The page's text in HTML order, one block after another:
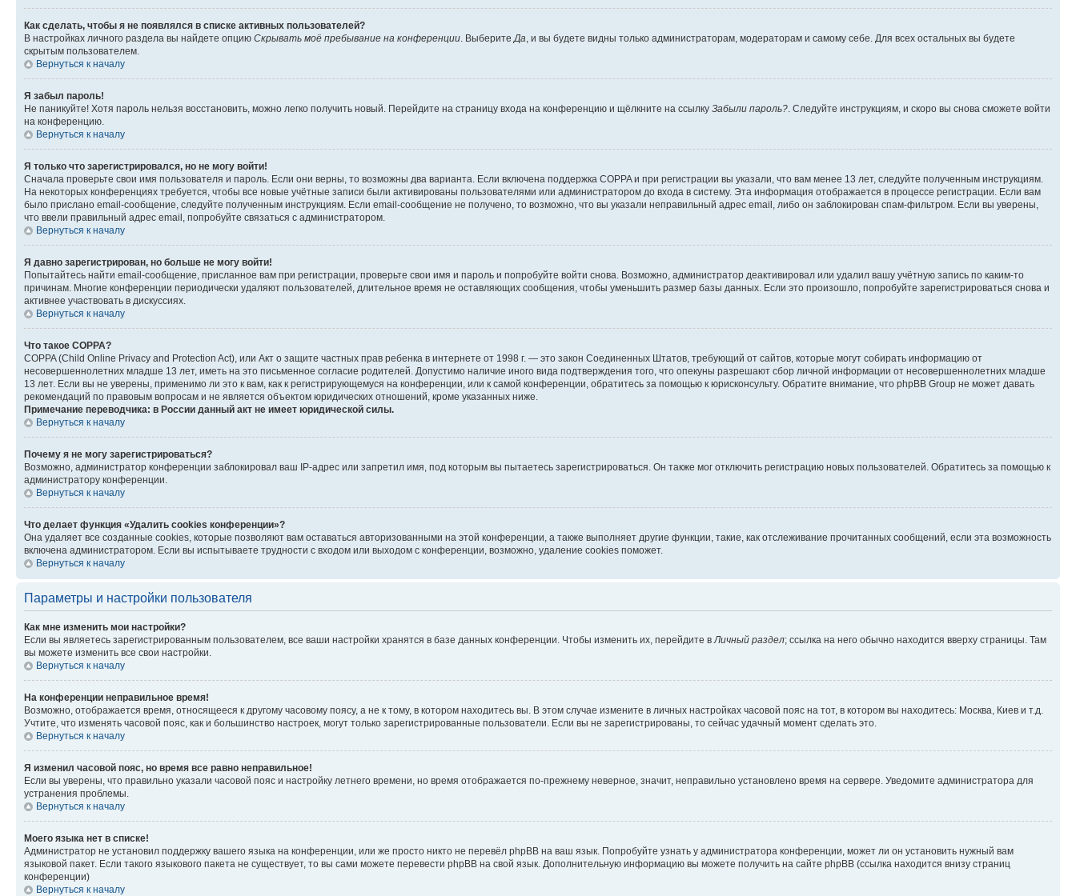
Как сделать, чтобы я не появлялся в списке активных пользователей?
В настройках личного раздела вы найдете опцию Скрывать моё пребывание на конференции . Выберите Да , и вы будете видны только администраторам, модераторам и самому себе. Для всех остальных вы будете
скрытым пользователем.
Вернуться к началу
Я забыл пароль!
Не паникуйте! Хотя пароль нельзя восстановить, можно легко получить новый. Перейдите на страницу входа на конференцию и щёлкните на ссылку Забыли пароль? . Следуйте инструкциям, и скоро вы снова сможете войти
на конференцию.
Вернуться к началу
Я только что зарегистрировался, но не могу войти!
Сначала проверьте свои имя пользователя и пароль. Если они верны, то возможны два варианта. Если включена поддержка COPPA и при регистрации вы указали, что вам менее 13 лет, следуйте полученным инструкциям.
На некоторых конференциях требуется, чтобы все новые учётные записи были активированы пользователями или администратором до входа в систему. Эта информация отображается в процессе регистрации. Если вам
было прислано email-сообщение, следуйте полученным инструкциям. Если email-сообщение не получено, то возможно, что вы указали неправильный адрес email, либо он заблокирован спам-фильтром. Если вы уверены,
что ввели правильный адрес email, попробуйте связаться с администратором.
Вернуться к началу
Я давно зарегистрирован, но больше не могу войти!
Попытайтесь найти email-сообщение, присланное вам при регистрации, проверьте свои имя и пароль и попробуйте войти снова. Возможно, администратор деактивировал или удалил вашу учётную запись по каким-то
причинам. Многие конференции периодически удаляют пользователей, длительное время не оставляющих сообщения, чтобы уменьшить размер базы данных. Если это произошло, попробуйте зарегистрироваться снова и
активнее участвовать в дискуссиях.
Вернуться к началу
Что такое COPPA?
COPPA (Child Online Privacy and Protection Act), или Акт о защите частных прав ребенка в интернете от 1998 г. — это закон Соединенных Штатов, требующий от сайтов, которые могут собирать информацию от
несовершеннолетних младше 13 лет, иметь на это письменное согласие родителей. Допустимо наличие иного вида подтверждения того, что опекуны разрешают сбор личной информации от несовершеннолетних младше
13 лет. Если вы не уверены, применимо ли это к вам, как к регистрирующемуся на конференции, или к самой конференции, обратитесь за помощью к юрисконсульту. Обратите внимание, что phpBB Group не может давать
рекомендаций по правовым вопросам и не является объектом юридических отношений, кроме указанных ниже.
Примечание переводчика: в России данный акт не имеет юридической силы.
Вернуться к началу
Почему я не могу зарегистрироваться?
Возможно, администратор конференции заблокировал ваш IP-адрес или запретил имя, под которым вы пытаетесь зарегистрироваться. Он также мог отключить регистрацию новых пользователей. Обратитесь за помощью к
администратору конференции.
Вернуться к началу
Что делает функция «Удалить cookies конференции»?
Она удаляет все созданные cookies, которые позволяют вам оставаться авторизованными на этой конференции, а также выполняет другие функции, такие, как отслеживание прочитанных сообщений, если эта возможность
включена администратором. Если вы испытываете трудности с входом или выходом с конференции, возможно, удаление cookies поможет.
Вернуться к началу
Параметры и настройки пользователя
Как мне изменить мои настройки?
Если вы являетесь зарегистрированным пользователем, все ваши настройки хранятся в базе данных конференции. Чтобы изменить их, перейдите в Личный раздел; ссылка на него обычно находится вверху страницы. Там
вы можете изменить все свои настройки.
Вернуться к началу
На конференции неправильное время!
Возможно, отображается время, относящееся к другому часовому поясу, а не к тому, в котором находитесь вы. В этом случае измените в личных настройках часовой пояс на тот, в котором вы находитесь: Москва, Киев и т.д.
Учтите, что изменять часовой пояс, как и большинство настроек, могут только зарегистрированные пользователи. Если вы не зарегистрированы, то сейчас удачный момент сделать это.
Вернуться к началу
Я изменил часовой пояс, но время все равно неправильное!
Если вы уверены, что правильно указали часовой пояс и настройку летнего времени, но время отображается по-прежнему неверное, значит, неправильно установлено время на сервере. Уведомите администратора для
устранения проблемы.
Вернуться к началу
Моего языка нет в списке!
Администратор не установил поддержку вашего языка на конференции, или же просто никто не перевёл phpBB на ваш язык. Попробуйте узнать у администратора конференции, может ли он установить нужный вам
языковой пакет. Если такого языкового пакета не существует, то вы сами можете перевести phpBB на свой язык. Дополнительную информацию вы можете получить на сайте phpBB (ссылка находится внизу страниц
конференции)
Вернуться к началу